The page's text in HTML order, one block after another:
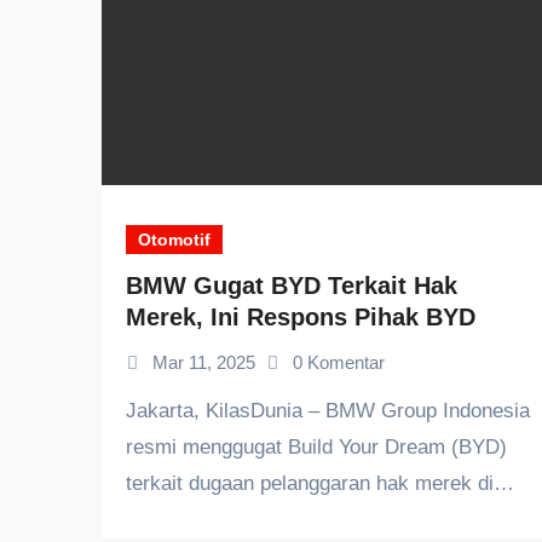
Otomotif
BMW Gugat BYD Terkait Hak
Merek, Ini Respons Pihak BYD
Mar 11, 2025 0 Komentar
Jakarta, KilasDunia – BMW Group Indonesia
resmi menggugat Build Your Dream (BYD)
terkait dugaan pelanggaran hak merek di…